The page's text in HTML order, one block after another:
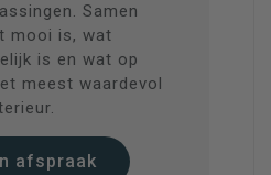
Samen
mooi is, wat
is en wat op
meest waardevol
afspraak